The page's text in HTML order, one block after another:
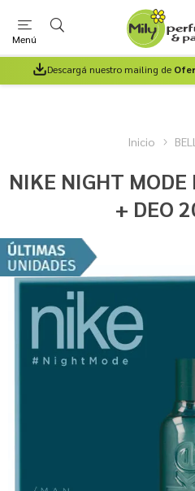
Menú
Descargá nuestro mailing de
Inicio
NIKE NIGHT
+ DEO